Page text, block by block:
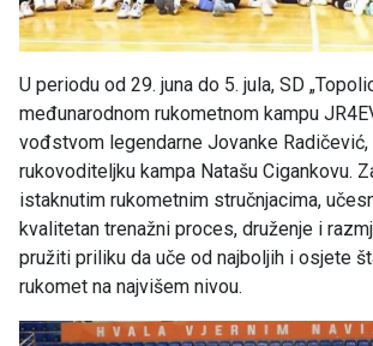
U periodu od 29. juna do 5. jula, SD
međunarodnom rukometnom kampu
vođstvom legendarne Jovanke Radičević,
rukovoditeljku kampa Natašu Cigankovu.
istaknutim rukometnim stručnjacima,
kvalitetan trenažni proces, druženje i
pružiti priliku da uče od najboljih i osjete
rukomet na najvišem nivou.